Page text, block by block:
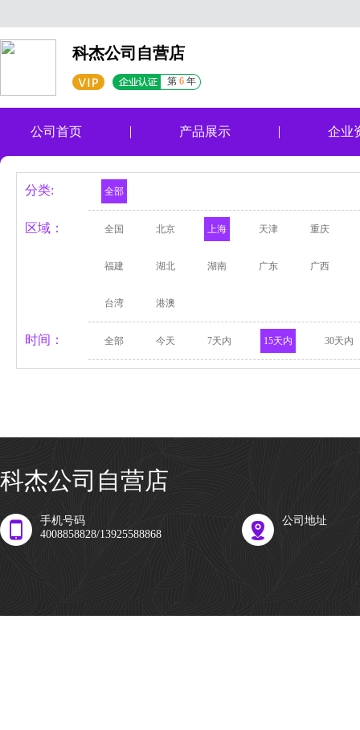
科杰公司自营店
第 6 年
公司首页 产品展示 企业
分类: 全部
区域： 全国 北京 上海 天津 重庆
福建 湖北 湖南 广东 广西
台湾 港澳
时间： 全部 今天 7天内 15天内 30天内
科杰公司自营店
手机号码
4008858828/13925588868
公司地址